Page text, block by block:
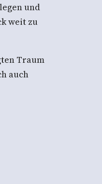
und
weit zu
Traum
auch